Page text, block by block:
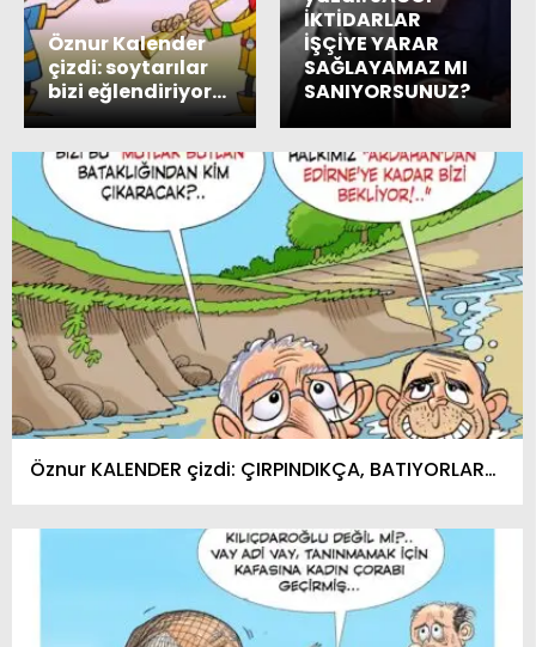
Öznur Kalender
çizdi: soytarılar
bizi eğlendiriyor…
İKTİDARLAR
İŞÇİYE YARAR
SAĞLAYAMAZ MI
SANIYORSUNUZ?
Öznur KALENDER çizdi: ÇIRPINDIKÇA, BATIYORLAR…